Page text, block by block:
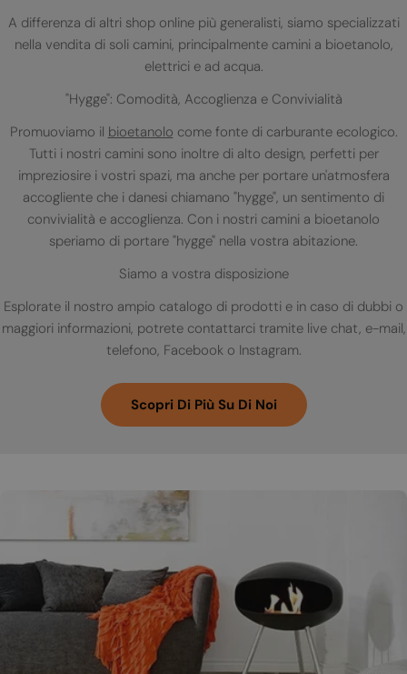
A differenza di altri shop online più generalisti, siamo specializzati
nella vendita di soli camini, principalmente camini a bioetanolo,
elettrici e ad acqua.
"Hygge": Comodità, Accoglienza e Convivialità
Promuoviamo il bioetanolo come fonte di carburante ecologico.
Tutti i nostri camini sono inoltre di alto design, perfetti per
impreziosire i vostri spazi, ma anche per portare un'atmosfera
accogliente che i danesi chiamano "hygge", un sentimento di
convivialità e accoglienza. Con i nostri camini a bioetanolo
speriamo di portare "hygge" nella vostra abitazione.
Siamo a vostra disposizione
Esplorate il nostro ampio catalogo di prodotti e in caso di dubbi o
maggiori informazioni, potrete contattarci tramite live chat, e-mail,
telefono, Facebook o Instagram.
Scopri Di Più Su Di Noi